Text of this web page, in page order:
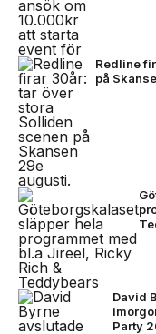
Redline
på
David
Party